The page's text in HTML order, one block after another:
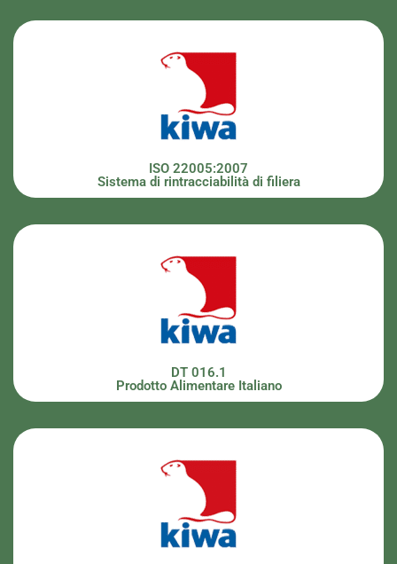
ISO 22005:2007
Sistema di rintracciabilità di filiera
DT 016.1
Prodotto Alimentare Italiano